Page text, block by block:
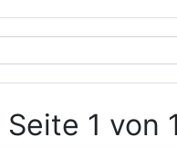
| Seite 1 von